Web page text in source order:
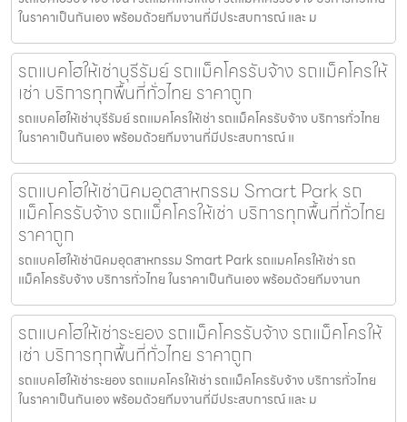
ในราคาเป็นกันเอง พร้อมด้วยทีมงานที่มีประสบการณ์ และ ม
รถแบคโฮให้เช่าบุรีรัมย์ รถแม็คโครรับจ้าง รถแม็คโครให้
เช่า บริการทุกพื้นที่ทั่วไทย ราคาถูก
รถแบคโฮให้เช่าบุรีรัมย์ รถแมคโครให้เช่า รถแม็คโครรับจ้าง บริการทั่วไทย
ในราคาเป็นกันเอง พร้อมด้วยทีมงานที่มีประสบการณ์ แ
รถแบคโฮให้เช่านิคมอุตสาหกรรม Smart Park รถ
แม็คโครรับจ้าง รถแม็คโครให้เช่า บริการทุกพื้นที่ทั่วไทย
ราคาถูก
รถแบคโฮให้เช่านิคมอุตสาหกรรม Smart Park รถแมคโครให้เช่า รถ
แม็คโครรับจ้าง บริการทั่วไทย ในราคาเป็นกันเอง พร้อมด้วยทีมงานท
รถแบคโฮให้เช่าระยอง รถแม็คโครรับจ้าง รถแม็คโครให้
เช่า บริการทุกพื้นที่ทั่วไทย ราคาถูก
รถแบคโฮให้เช่าระยอง รถแมคโครให้เช่า รถแม็คโครรับจ้าง บริการทั่วไทย
ในราคาเป็นกันเอง พร้อมด้วยทีมงานที่มีประสบการณ์ และ ม